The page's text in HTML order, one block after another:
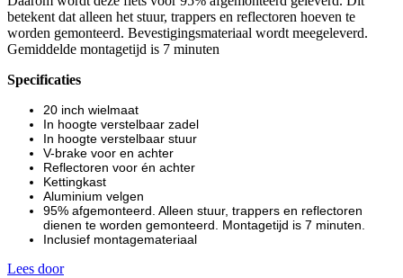
betekent dat alleen het stuur, trappers en reflectoren hoeven te
worden gemonteerd. Bevestigingsmateriaal wordt meegeleverd.
Gemiddelde montagetijd is 7 minuten
Specificaties
20 inch wielmaat
In hoogte verstelbaar zadel
In hoogte verstelbaar stuur
V-brake voor en achter
Reflectoren voor én achter
Kettingkast
Aluminium velgen
95% afgemonteerd. Alleen stuur, trappers en reflectoren
dienen te worden gemonteerd. Montagetijd is 7 minuten.
Inclusief montagemateriaal
Lees door